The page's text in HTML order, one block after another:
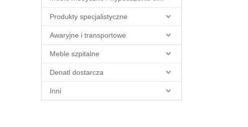
Produkty specjalistyczne
Awaryjne i transportowe
Meble szpitalne
Denatl dostarcza
Inni